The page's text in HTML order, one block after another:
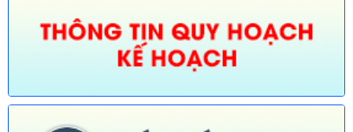
675/TB-UBND
(Thông báo về việc công bố Danh mục thủ tục hành chính
bị bãi bỏ trong lĩnh vực nông nghiệp thuộc phạm vi chức năng
quản lý của Sở Nông nghiệp và Môi trường)
Số:676/TB-UBND
(Thông báo về việc công bố thủ tục hành chính nội bộ